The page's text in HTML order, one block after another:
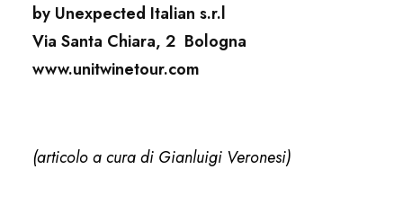
by Unexpected Italian s.r.l
Via Santa Chiara, 2 Bologna
www.unitwinetour.com
(articolo a cura di Gianluigi Veronesi)